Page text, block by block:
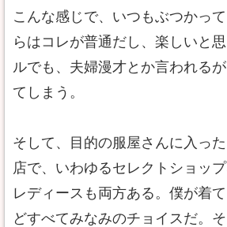
こんな感じで、いつもぶつかっ
らはコレが普通だし、楽しいと
ルでも、夫婦漫才とか言われる
てしまう。
そして、目的の服屋さんに入っ
店で、いわゆるセレクトショッ
レディースも両方ある。僕が着
どすべてみなみのチョイスだ。